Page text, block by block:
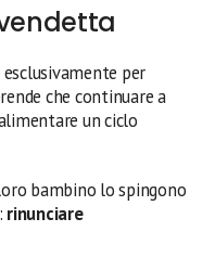
per
che continuare a
un ciclo
bambino lo spingono
rinunciare